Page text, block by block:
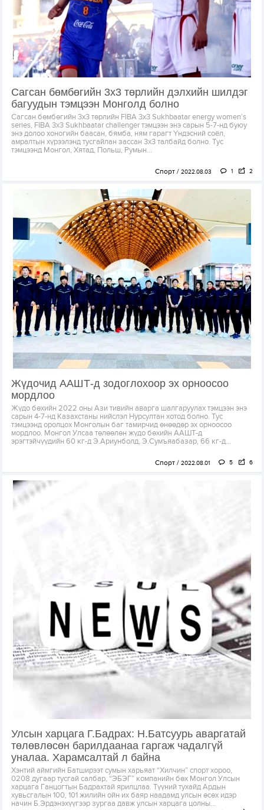
Сагсан бөмбөгийн 3х3 төрлийн дэлхийн шилдэг
багуудын тэмцээн Монголд болно
Сагсан бөмбөгийн 3х3 төрлийн FIBA 3х3 Sukhbaatar energy women’s
series, FIBA 3х3 Sukhbaatar challenger тэмцээн энэ сарын 5-7-нд буюу
энэ долоо хоногийн баасан, бямба, ням гарагт Үндэсний соёл,
амралтын хүрээлэнд тусгайлан зассан 3х3 талбайд болно. Тус
тэмцээнд Монгол, Хятад, Польш, Румын...
Спорт 2022.08.03 1 2
Жүдочид ААШТ-д зодоглохоор эх орноосоо
мордлоо
Жүдо бөхийн 2022 оны Ази тивийн аварга шалгаруулах тэмцээн энэ
сарын 4-7-нд Казахстаны нийслэл Нурсултан хотод болно. Тус
тэмцээнд оролцох Монголын баг тамирчид өнөөдөр эх орноосоо
мордлоо. Монгол Улсаа төлөөлөн жүдо бөхийн ААШТ-д
эрэгтэйчүүдийн 60 кг-д Э.Ариунболд, Э.Сумъяабазар, 66 кг-д...
Спорт 2022.08.01 5 6
Улсын харцага Г.Бадрах: Н.Батсуурь аваргатай
төлөвлөсөн барилдаанаа гаргаж чадалгүй
уналаа. Харамсалтай л байна
Хэнтий аймгийн Батширээт сумын харьяат “Хилчин” спорт хороо,
0208 дугаар тусгай салбар, “ЭБЭГ” компанийн бөх Монгол Улсын
харцага Ганцогтын Бадрахтай ярилцлаа. Түүний тухайд Ардын
хувьсгалын 100, 101 жилийн ойн их баяр наадамд улсын өсөх идэр
начин Б.Эрдэнэхүүгээр зургаа давж улсын харцага цолны...